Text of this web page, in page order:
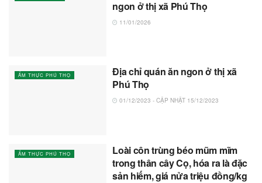
ngon ở thị xã Phú Thọ
11/01/2026
ẨM THỰC PHÚ THỌ
Địa chỉ quán ăn ngon ở thị xã
Phú Thọ
01/12/2023 - CẬP NHẬT 15/12/2023
ẨM THỰC PHÚ THỌ
Loài côn trùng béo mũm mĩm
trong thân cây Cọ, hóa ra là đặc
sản hiếm, giá nửa triệu đồng/kg